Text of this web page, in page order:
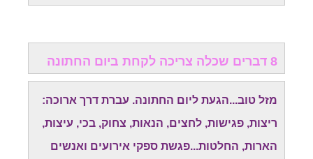
8 דברים שכלה צריכה לקחת ביום החתונה
מזל טוב...הגעת ליום החתונה. עברת דרך ארוכה:
ריצות, פגישות, לחצים, הנאות, צחוק, בכי, עיצות,
הארות, החלטות...פגשת ספקי אירועים ואנשים